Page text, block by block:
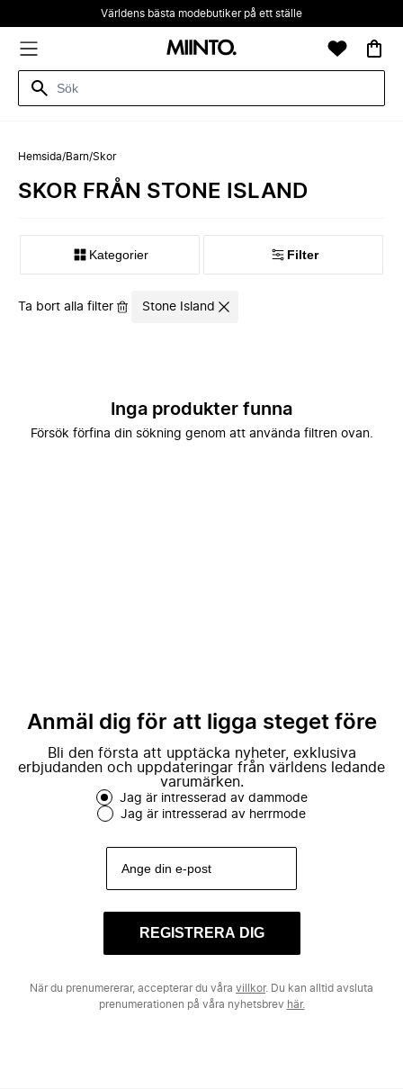
Världens bästa modebutiker på ett ställe
Hemsida/Barn/Skor
SKOR FRÅN STONE ISLAND
Kategorier Filter
Ta bort alla filter Stone Island
Inga produkter funna
Försök förfina din sökning genom att använda filtren ovan.
Anmäl dig för att ligga steget före
Bli den första att upptäcka nyheter, exklusiva
erbjudanden och uppdateringar från världens ledande
varumärken.
Jag är intresserad av dammode
Jag är intresserad av herrmode
REGISTRERA DIG
När du prenumererar, accepterar du våra villkor. Du kan alltid avsluta
prenumerationen på våra nyhetsbrev här.